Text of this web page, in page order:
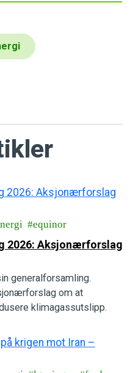
equinor
2026: Aksjonærforslag
generalforsamling.
om at
klimagassutslipp.